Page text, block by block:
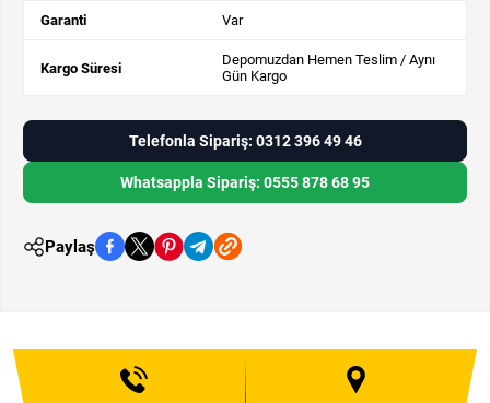
Garanti Var
Kargo Süresi
Depomuzdan Hemen Teslim / Aynı
Gün Kargo
Telefonla Sipariş: 0312 396 49 46
Whatsappla Sipariş: 0555 878 68 95
Paylaş